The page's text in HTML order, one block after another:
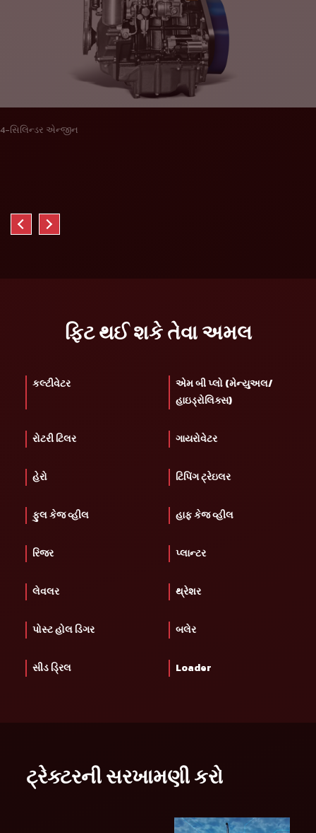
4-સિલિન્ડર એન્જીન
ફિટ થઈ શકે તેવા અમલ
કલ્ટીવેટર
એમ બી પ્લો (મેન્યુઅલ/
હાઇડ્રોલિક્સ)
રોટરી ટિલર ગાયરોવેટર
હેરો ટિપિંગ ટ્રેઇલર
ફુલ કેજ વ્હીલ હાફ કેજ વ્હીલ
રિજર પ્લાન્ટર
લેવલર થ્રેશર
પોસ્ટ હોલ ડિગર બલેર
સીડ ડ્રિલ Loader
ટ્રેક્ટરની સરખામણી કરો